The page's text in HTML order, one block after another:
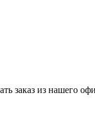
заказ из нашего